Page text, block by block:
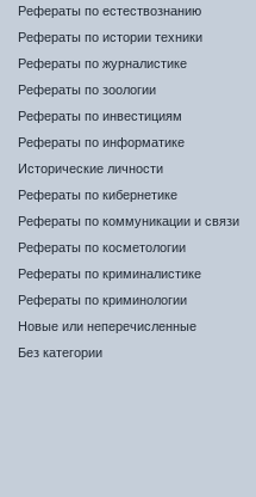
Рефераты по естествознанию
Рефераты по истории техники
Рефераты по журналистике
Рефераты по зоологии
Рефераты по инвестициям
Рефераты по информатике
Исторические личности
Рефераты по кибернетике
Рефераты по коммуникации и связи
Рефераты по косметологии
Рефераты по криминалистике
Рефераты по криминологии
Новые или неперечисленные
Без категории